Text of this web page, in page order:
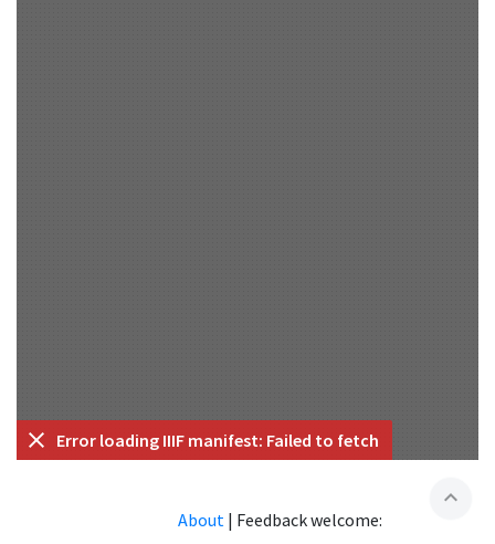
Error loading IIIF manifest: Failed to fetch
expand_less
About | Feedback welcome: